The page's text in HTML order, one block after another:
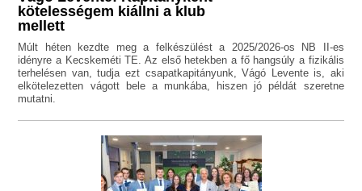
kötelességem kiállni a klub
mellett
Múlt héten kezdte meg a felkészülést a 2025/2026-os NB II-es
idényre a Kecskeméti TE. Az első hetekben a fő hangsúly a fizikális
terhelésen van, tudja ezt csapatkapitányunk, Vágó Levente is, aki
elkötelezetten vágott bele a munkába, hiszen jó példát szeretne
mutatni.